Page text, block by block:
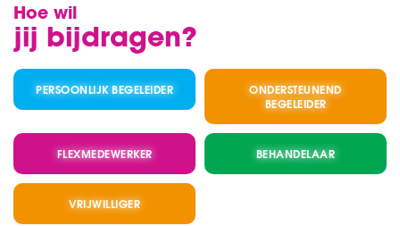
Hoe wil
jij bijdragen?
PERSOONLIJK BEGELEIDER
ONDERSTEUNEND
BEGELEIDER
FLEXMEDEWERKER BEHANDELAAR
VRIJWILLIGER